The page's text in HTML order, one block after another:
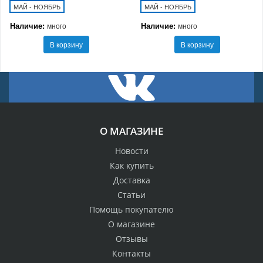
МАЙ - НОЯБРЬ
Наличие: много
В корзину
МАЙ - НОЯБРЬ
Наличие: много
В корзину
О МАГАЗИНЕ
Новости
Как купить
Доставка
Статьи
Помощь покупателю
О магазине
Отзывы
Контакты